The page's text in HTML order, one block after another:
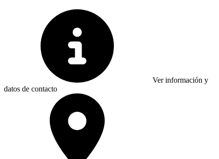
Ver información y
datos de contacto